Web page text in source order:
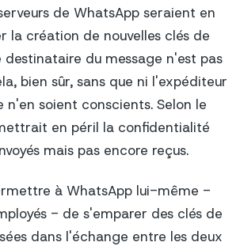
de WhatsApp seraient en
la création de nouvelles clés de
du message n'est pas
bien sûr, sans que ni l'expéditeur
n'en soient conscients. Selon le
en péril la confidentialité
mais pas encore reçus.
à WhatsApp lui-même -
- de s'emparer des clés de
dans l'échange entre les deux